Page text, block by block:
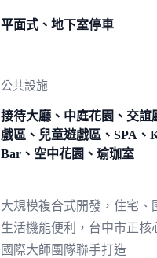
平面式、地下室停車
公共設施
接待大廳、中庭花園、交
戲區、兒童遊戲區、SPA
Bar、空中花園、瑜珈室
大規模複合式開發，住宅、
生活機能便利，台中市正核
國際大師團隊聯手打造